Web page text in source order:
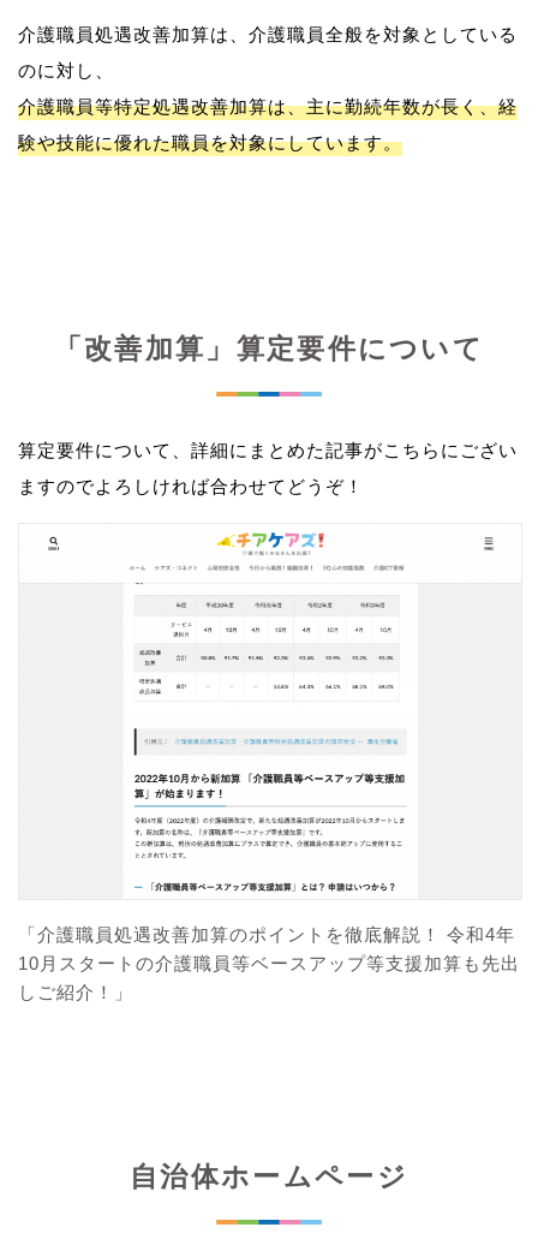
介護職員処遇改善加算は、介護職員全般を対象としている
介護職員等特定処遇改善加算は、主に勤続年数が長く、経
験や技能に優れた職員を対象にしています。
「改善加算」算定要件について
算定要件について、詳細にまとめた記事がこちらにござい
ますのでよろしければ合わせてどうぞ！
「介護職員処遇改善加算のポイントを徹底解説！ 令和4年
10月スタートの介護職員等ベースアップ等支援加算も先出
しご紹介！」
自治体ホームページ